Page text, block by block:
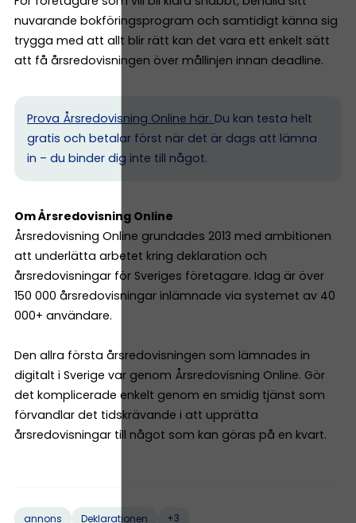
nuvarande bokföringsprogram och samtidigt känna sig
trygga med att allt blir rätt kan det vara ett enkelt sätt
att få årsredovisningen över mållinjen innan deadline.
Prova Årsredovisning Online här. Du kan testa helt
gratis och betalar först när det är dags att lämna
in – du binder dig inte till något.
Om Årsredovisning Online
Årsredovisning Online grundades 2013 med ambitionen
att underlätta arbetet kring deklaration och
årsredovisningar för Sveriges företagare. Idag är över
150 000 årsredovisningar inlämnade via systemet av 40
000+ användare.
Den allra första årsredovisningen som lämnades in
digitalt i Sverige var genom Årsredovisning Online. Gör
det komplicerade enkelt genom en smidig tjänst som
förvandlar det tidskrävande i att upprätta
årsredovisningar till något som kan göras på en kvart.
annons Deklarationen
+3